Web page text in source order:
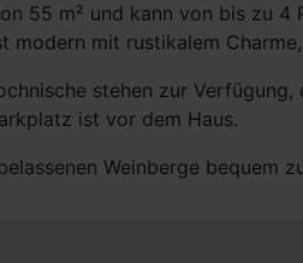
55 m² und kann von bis zu
modern mit rustikalem
stehen zur
ist vor dem Haus.
Weinberge